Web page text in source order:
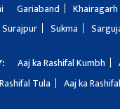
Gariaband Khairagarh
Surajpur Sukma
Aaj ka Rashifal Kumbh
Tula Aaj ka